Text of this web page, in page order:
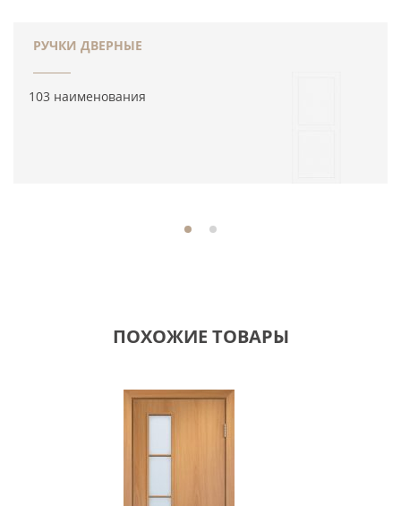
РУЧКИ ДВЕРНЫЕ
103 наименования
ПОХОЖИЕ ТОВАРЫ